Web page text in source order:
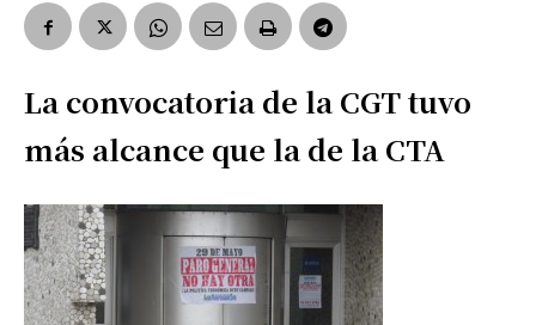
La convocatoria de la CGT tuvo
más alcance que la de la CTA